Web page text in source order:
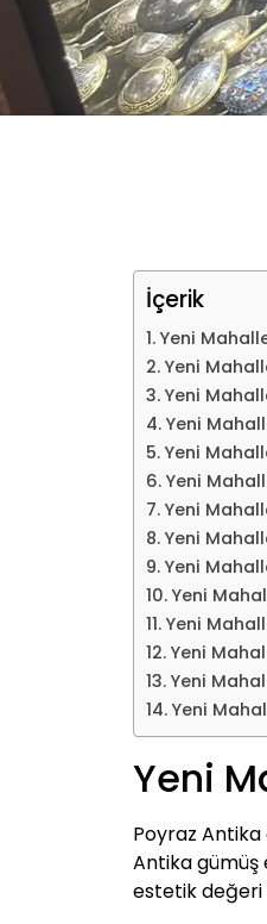
İçerik
Yeni
Yeni
Yeni
Yeni
Yeni
Yeni
Yeni
Yeni
Yeni
Yeni
Yeni
Yeni
Yeni
Yeni
Yeni
Poyraz
Antika gümüş
estetik değeri